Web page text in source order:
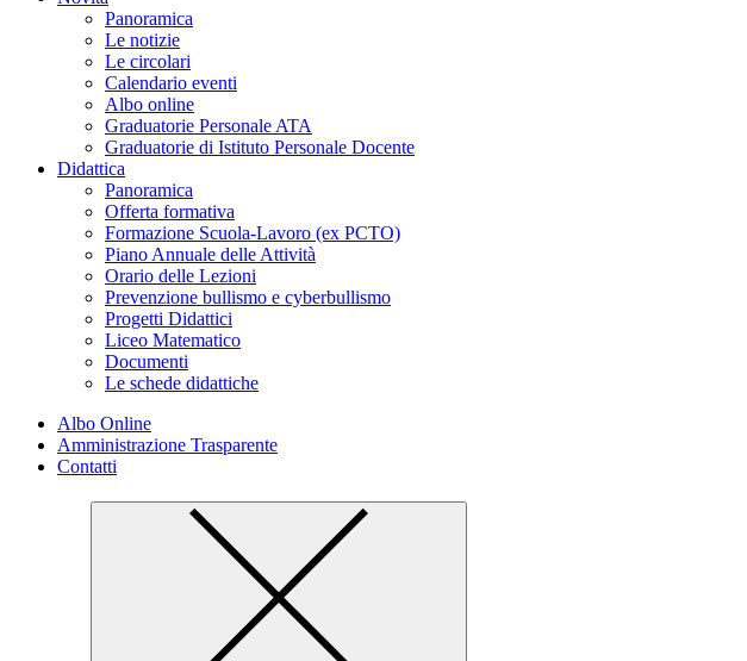
Panoramica
Le notizie
Le circolari
Calendario eventi
Albo online
Graduatorie Personale ATA
Graduatorie di Istituto Personale Docente
Didattica
Panoramica
Offerta formativa
Formazione Scuola-Lavoro (ex PCTO)
Piano Annuale delle Attività
Orario delle Lezioni
Prevenzione bullismo e cyberbullismo
Progetti Didattici
Liceo Matematico
Documenti
Le schede didattiche
Albo Online
Amministrazione Trasparente
Contatti